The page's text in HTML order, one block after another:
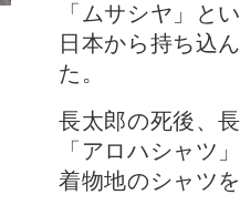
「ムサシヤ」と
日本から持ち込
た。
長太郎の死後、
「アロハシャツ
着物地のシャツ